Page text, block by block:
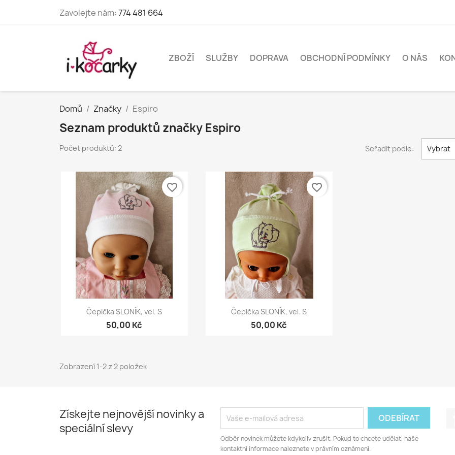
Zavolejte nám:774 481 664
ZBOŽÍ SLUŽBY DOPRAVA OBCHODNÍ PODMÍNKY O NÁS
Domů Značky Espiro
Seznam produktů značky Espiro
Počet produktů: 2 Seřadit podle: Vybrat
Rychlý náhled
Čepička SLONÍK, vel. S
50,00 Kč
favorite_border
Rychlý náhled
Čepička SLONÍK, vel. S
50,00 Kč
favorite_border
Zobrazení 1-2 z 2 položek
Získejte nejnovější novinky a
speciální slevy
Odběr novinek můžete kdykoliv zrušit. Pokud to chcete udělat, naše
kontaktní informace naleznete v právním oznámení.